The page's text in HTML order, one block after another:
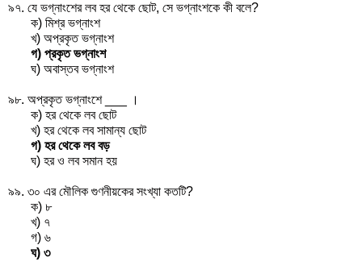
৯৭. যে ভগ্নাংশের লব হর থেকে ছোট, সে ভগ্নাংশকে কী বলে?
ক) মিশ্র ভগ্নাংশ
খ) অপ্রকৃত ভগ্নাংশ
গ) প্রকৃত ভগ্নাংশ
ঘ) অবাস্তব ভগ্নাংশ
৯৮. অপ্রকৃত ভগ্নাংশে ___ ।
ক) হর থেকে লব ছোট
খ) হর থেকে লব সামান্য ছোট
গ) হর থেকে লব বড়
ঘ) হর ও লব সমান হয়
৯৯. ৩০ এর মৌলিক গুণনীয়কের সংখ্যা কতটি?
ক) ৮
খ) ৭
গ) ৬
ঘ) ৩